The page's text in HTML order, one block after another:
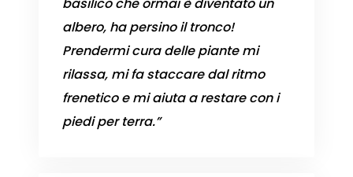
albero, ha persino il tronco!
Prendermi cura delle piante mi
rilassa, mi fa staccare dal ritmo
frenetico e mi aiuta a restare con i
piedi per terra.”